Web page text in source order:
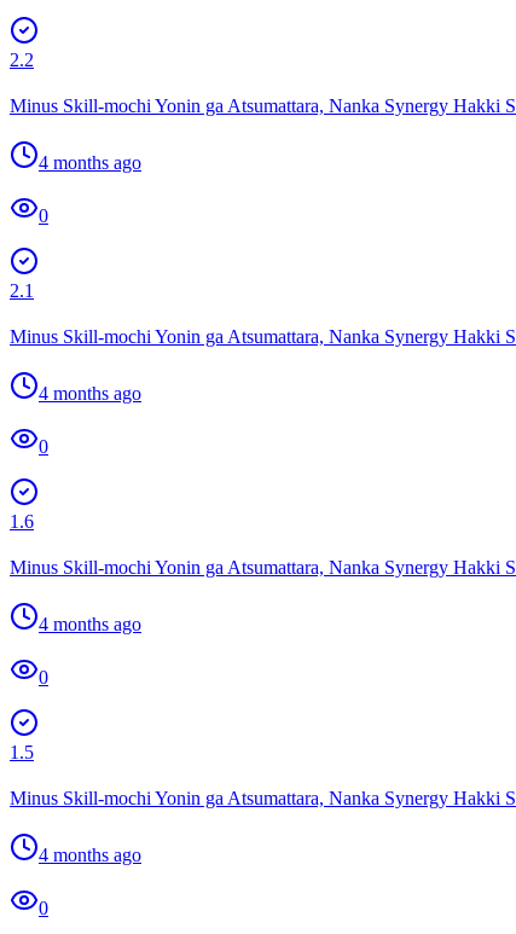
2.2
Minus Skill-mochi Yonin ga Atsumattara, Nanka Synergy
4 months ago
0
2.1
Minus Skill-mochi Yonin ga Atsumattara, Nanka Synergy Hakki
4 months ago
0
1.6
Minus Skill-mochi Yonin ga Atsumattara, Nanka Synergy
4 months ago
0
1.5
Minus Skill-mochi Yonin ga Atsumattara, Nanka Synergy
4 months ago
0